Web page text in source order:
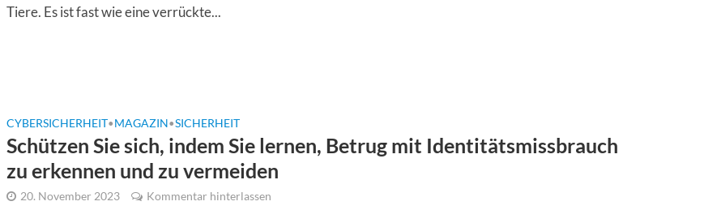
Tiere. Es ist fast wie eine verrückte...
CYBERSICHERHEIT•MAGAZIN•SICHERHEIT
Schützen Sie sich, indem Sie lernen, Betrug mit Identitätsmissbrauch
zu erkennen und zu vermeiden
20. November 2023 Kommentar hinterlassen